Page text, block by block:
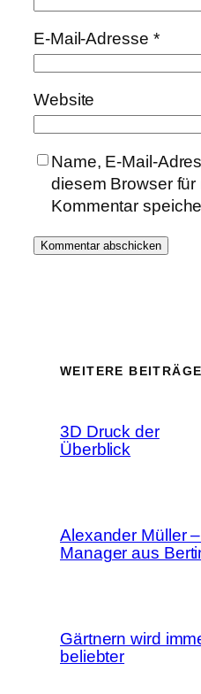
E-Mail-Adresse *
Website
Name, E-Mail-
diesem Browser
Kommentar
WEITERE BEITRÄGE
3D Druck der
Überblick
Alexander Müller
Manager aus
Gärtnern wird
beliebter